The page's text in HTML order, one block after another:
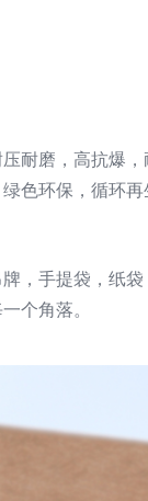
耐磨，高抗爆
色环保，循环
，手提袋，纸袋
个角落。